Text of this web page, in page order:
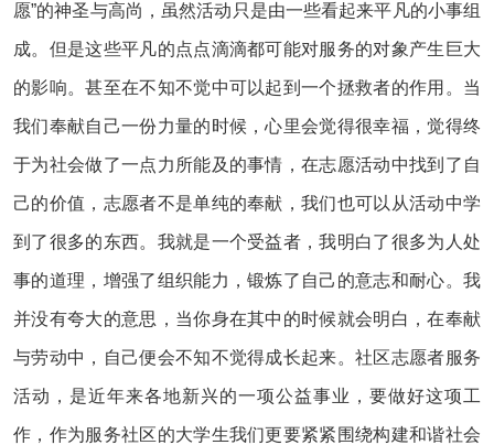
愿”的神圣与高尚，虽然活动只是由一些看起来平凡的小事组
成。但是这些平凡的点点滴滴都可能对服务的对象产生巨大
的影响。甚至在不知不觉中可以起到一个拯救者的作用。当
我们奉献自己一份力量的时候，心里会觉得很幸福，觉得终
于为社会做了一点力所能及的事情，在志愿活动中找到了自
己的价值，志愿者不是单纯的奉献，我们也可以从活动中学
到了很多的东西。我就是一个受益者，我明白了很多为人处
事的道理，增强了组织能力，锻炼了自己的意志和耐心。我
并没有夸大的意思，当你身在其中的时候就会明白，在奉献
与劳动中，自己便会不知不觉得成长起来。社区志愿者服务
活动，是近年来各地新兴的一项公益事业，要做好这项工
作，作为服务社区的大学生我们更要紧紧围绕构建和谐社会